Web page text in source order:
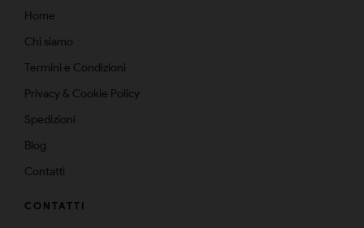
Home
Chi siamo
Termini e Condizioni
Privacy & Cookie Policy
Spedizioni
Blog
Contatti
CONTATTI